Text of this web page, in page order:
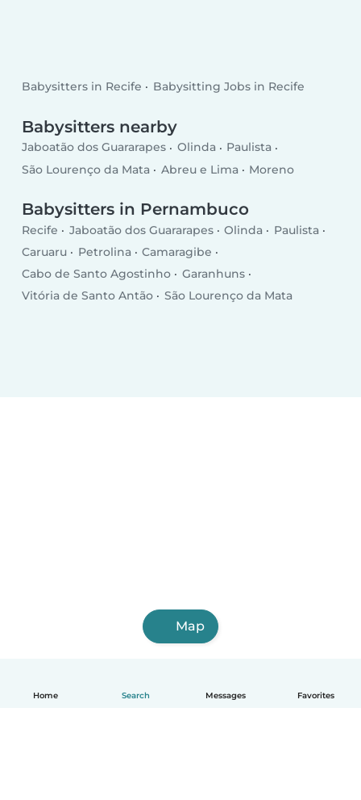
Home Search Messages Favorites
Babysitters in Recife Babysitting Jobs in Recife
Babysitters nearby
Jaboatão dos Guararapes Olinda
Paulista
São Lourenço da Mata
Abreu e Lima Moreno
Babysitters in Pernambuco
Recife Jaboatão dos Guararapes Olinda
Paulista
Caruaru
Petrolina
Camaragibe
Cabo de Santo Agostinho
Garanhuns
Vitória de Santo Antão
São Lourenço da Mata
Map